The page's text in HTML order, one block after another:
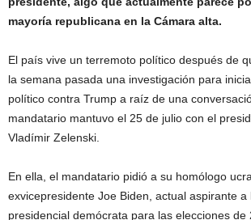
mayoría republicana en la Cámara alta.
El país vive un terremoto político después de
la semana pasada una investigación para
político contra Trump a raíz de una
mandatario mantuvo el 25 de julio con el
Vladímir Zelenski.
En ella, el mandatario pidió a su homólogo
exvicepresidente Joe Biden, actual aspirante a
presidencial demócrata para las elecciones de